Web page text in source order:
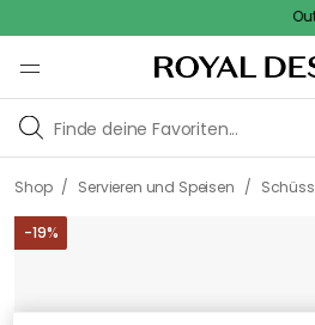
Shop / Servieren und Speisen /
-19%